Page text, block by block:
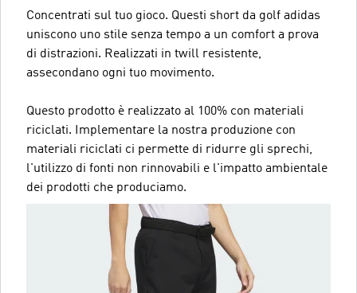
Concentrati sul tuo gioco. Questi short da golf adidas
uniscono uno stile senza tempo a un comfort a prova
di distrazioni. Realizzati in twill resistente,
assecondano ogni tuo movimento.
Questo prodotto è realizzato al 100% con materiali
riciclati. Implementare la nostra produzione con
materiali riciclati ci permette di ridurre gli sprechi,
l'utilizzo di fonti non rinnovabili e l'impatto ambientale
dei prodotti che produciamo.